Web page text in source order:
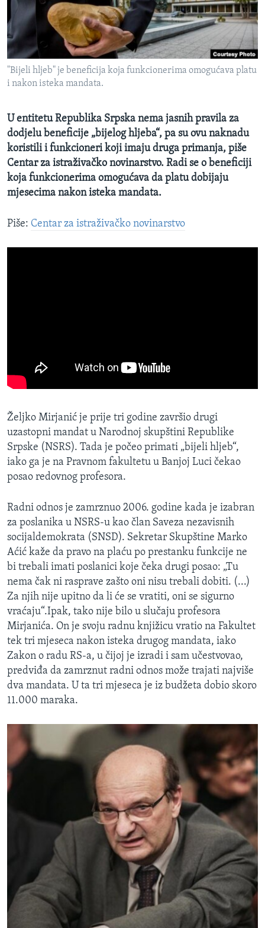
MAGAZIN
O GLASU AMERIKE
Learning English
Jezici
"Bijeli hljeb" je beneficija koja funkcionerima omogućava platu
i nakon isteka mandata.
U entitetu Republika Srpska nema jasnih pravila za
dodjelu beneficije „bijelog hljeba“, pa su ovu naknadu
koristili i funkcioneri koji imaju druga primanja, piše
Centar za istraživačko novinarstvo. Radi se o beneficiji
koja funkcionerima omogućava da platu dobijaju
mjesecima nakon isteka mandata.
Piše: Centar za istraživačko novinarstvo
Željko Mirjanić je prije tri godine završio drugi
uzastopni mandat u Narodnoj skupštini Republike
Srpske (NSRS). Tada je počeo primati „bijeli hljeb“,
iako ga je na Pravnom fakultetu u Banjoj Luci čekao
posao redovnog profesora.
Radni odnos je zamrznuo 2006. godine kada je izabran
za poslanika u NSRS-u kao član Saveza nezavisnih
socijaldemokrata (SNSD). Sekretar Skupštine Marko
Aćić kaže da pravo na plaću po prestanku funkcije ne
bi trebali imati poslanici koje čeka drugi posao: „Tu
nema čak ni rasprave zašto oni nisu trebali dobiti. (...)
Za njih nije upitno da li će se vratiti, oni se sigurno
vraćaju“.Ipak, tako nije bilo u slučaju profesora
Mirjanića. On je svoju radnu knjižicu vratio na Fakultet
tek tri mjeseca nakon isteka drugog mandata, iako
Zakon o radu RS-a, u čijoj je izradi i sam učestvovao,
predviđa da zamrznut radni odnos može trajati najviše
dva mandata. U ta tri mjeseca je iz budžeta dobio skoro
11.000 maraka.